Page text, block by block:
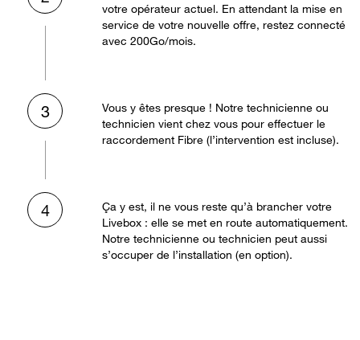
votre opérateur actuel. En attendant la mise en
service de votre nouvelle offre, restez connecté
avec 200Go/mois.
3
Vous y êtes presque ! Notre technicienne ou
technicien vient chez vous pour effectuer le
raccordement Fibre (l’intervention est incluse).
4
Ça y est, il ne vous reste qu’à brancher votre
Livebox : elle se met en route automatiquement.
Notre technicienne ou technicien peut aussi
s’occuper de l’installation (en option).